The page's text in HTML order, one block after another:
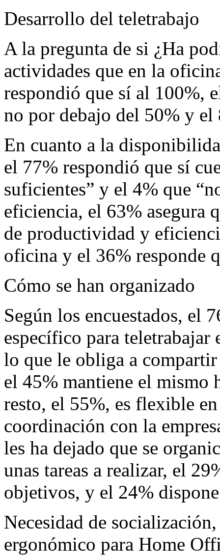
Desarrollo del teletrabajo
A la pregunta de si ¿Ha
actividades que en la
respondió que sí al 100%,
no por debajo del 50% y
En cuanto a la
el 77% respondió que sí
suficientes” y el 4% que
eficiencia, el 63% asegura
de productividad y
oficina y el 36% responde
Cómo se han organizado
Según los encuestados, el
específico para teletrabajar
lo que le obliga a
el 45% mantiene el mismo
resto, el 55%, es flexible
coordinación con la
les ha dejado que se
unas tareas a realizar, el
objetivos, y el 24%
Necesidad de
ergonómico para Home